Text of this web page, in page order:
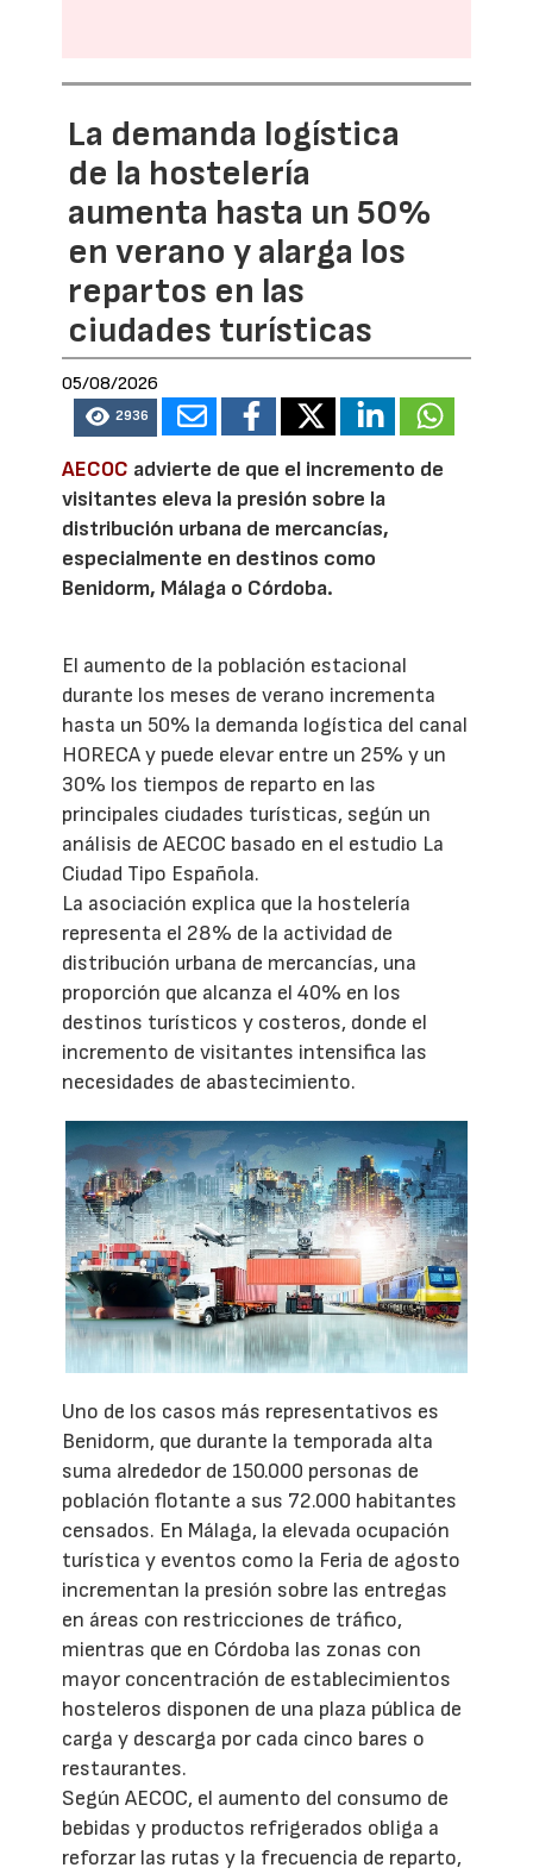
La demanda logística
de la hostelería
aumenta hasta un 50%
en verano y alarga los
repartos en las
ciudades turísticas
05/08/2026
2936
AECOC advierte de que el incremento de
visitantes eleva la presión sobre la
distribución urbana de mercancías,
especialmente en destinos como
Benidorm, Málaga o Córdoba.
El aumento de la población estacional
durante los meses de verano incrementa
hasta un 50% la demanda logística del canal
HORECA y puede elevar entre un 25% y un
30% los tiempos de reparto en las
principales ciudades turísticas, según un
análisis de AECOC basado en el estudio La
Ciudad Tipo Española.
La asociación explica que la hostelería
representa el 28% de la actividad de
distribución urbana de mercancías, una
proporción que alcanza el 40% en los
destinos turísticos y costeros, donde el
incremento de visitantes intensifica las
necesidades de abastecimiento.
Uno de los casos más representativos es
Benidorm, que durante la temporada alta
suma alrededor de 150.000 personas de
población flotante a sus 72.000 habitantes
censados. En Málaga, la elevada ocupación
turística y eventos como la Feria de agosto
incrementan la presión sobre las entregas
en áreas con restricciones de tráfico,
mientras que en Córdoba las zonas con
mayor concentración de establecimientos
hosteleros disponen de una plaza pública de
carga y descarga por cada cinco bares o
restaurantes.
Según AECOC, el aumento del consumo de
bebidas y productos refrigerados obliga a
reforzar las rutas y la frecuencia de reparto,